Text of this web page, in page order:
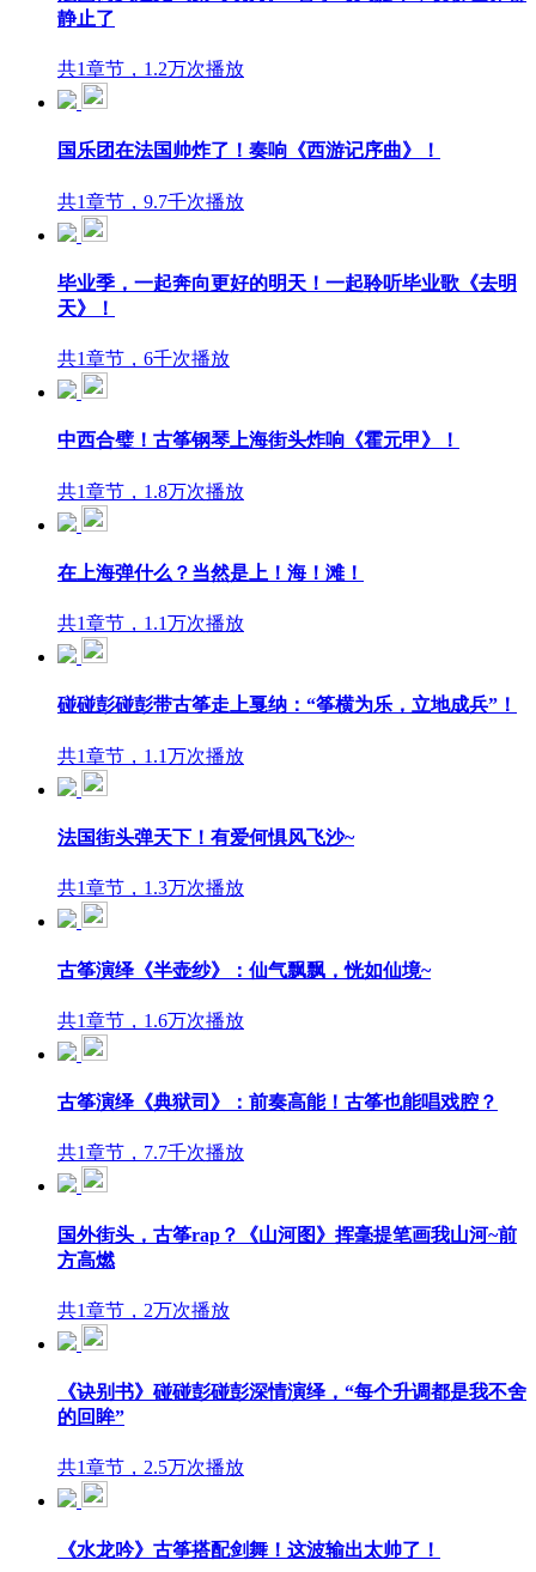
静止了
共1章节，1.2万次播放
国乐团在法国帅炸了！奏响《西游记序曲》！
共1章节，9.7千次播放
毕业季，一起奔向更好的明天！一起聆听毕业歌《去明
天》！
共1章节，6千次播放
中西合璧！古筝钢琴上海街头炸响《霍元甲》！
共1章节，1.8万次播放
在上海弹什么？当然是上！海！滩！
共1章节，1.1万次播放
碰碰彭碰彭带古筝走上戛纳：“筝横为乐，立地成兵”！
共1章节，1.1万次播放
法国街头弹天下！有爱何惧风飞沙~
共1章节，1.3万次播放
古筝演绎《半壶纱》：仙气飘飘，恍如仙境~
共1章节，1.6万次播放
古筝演绎《典狱司》：前奏高能！古筝也能唱戏腔？
共1章节，7.7千次播放
国外街头，古筝rap？《山河图》挥毫提笔画我山河~前
方高燃
共1章节，2万次播放
《诀别书》碰碰彭碰彭深情演绎，“每个升调都是我不舍
的回眸”
共1章节，2.5万次播放
《水龙吟》古筝搭配剑舞！这波输出太帅了！